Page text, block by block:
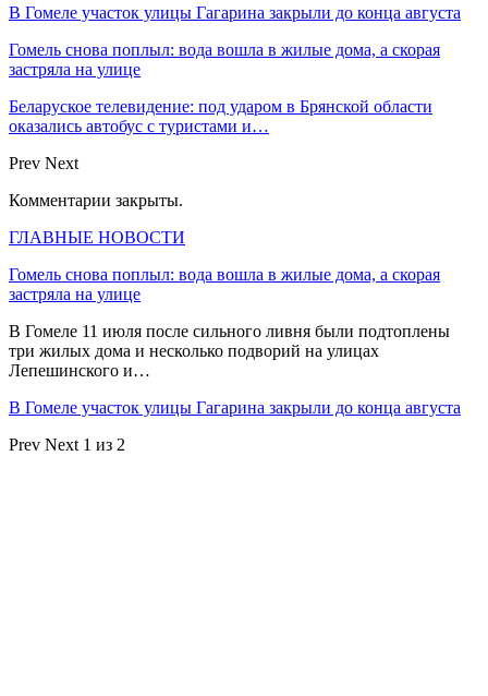
В Гомеле участок улицы Гагарина закрыли до конца августа
Гомель снова поплыл: вода вошла в жилые дома, а скорая
застряла на улице
Беларуское телевидение: под ударом в Брянской области
оказались автобус с туристами и…
Prev Next
Комментарии закрыты.
ГЛАВНЫЕ НОВОСТИ
Гомель снова поплыл: вода вошла в жилые дома, а скорая
застряла на улице
В Гомеле 11 июля после сильного ливня были подтоплены
три жилых дома и несколько подворий на улицах
Лепешинского и…
В Гомеле участок улицы Гагарина закрыли до конца августа
Prev Next 1 из 2